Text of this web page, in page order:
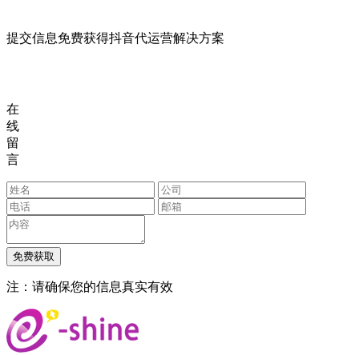
提交信息免费获得抖音代运营解决方案
在
线
留
言
注：请确保您的信息真实有效